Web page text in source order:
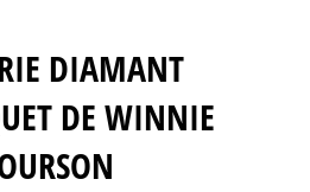
DIAMANT
DE WINNIE